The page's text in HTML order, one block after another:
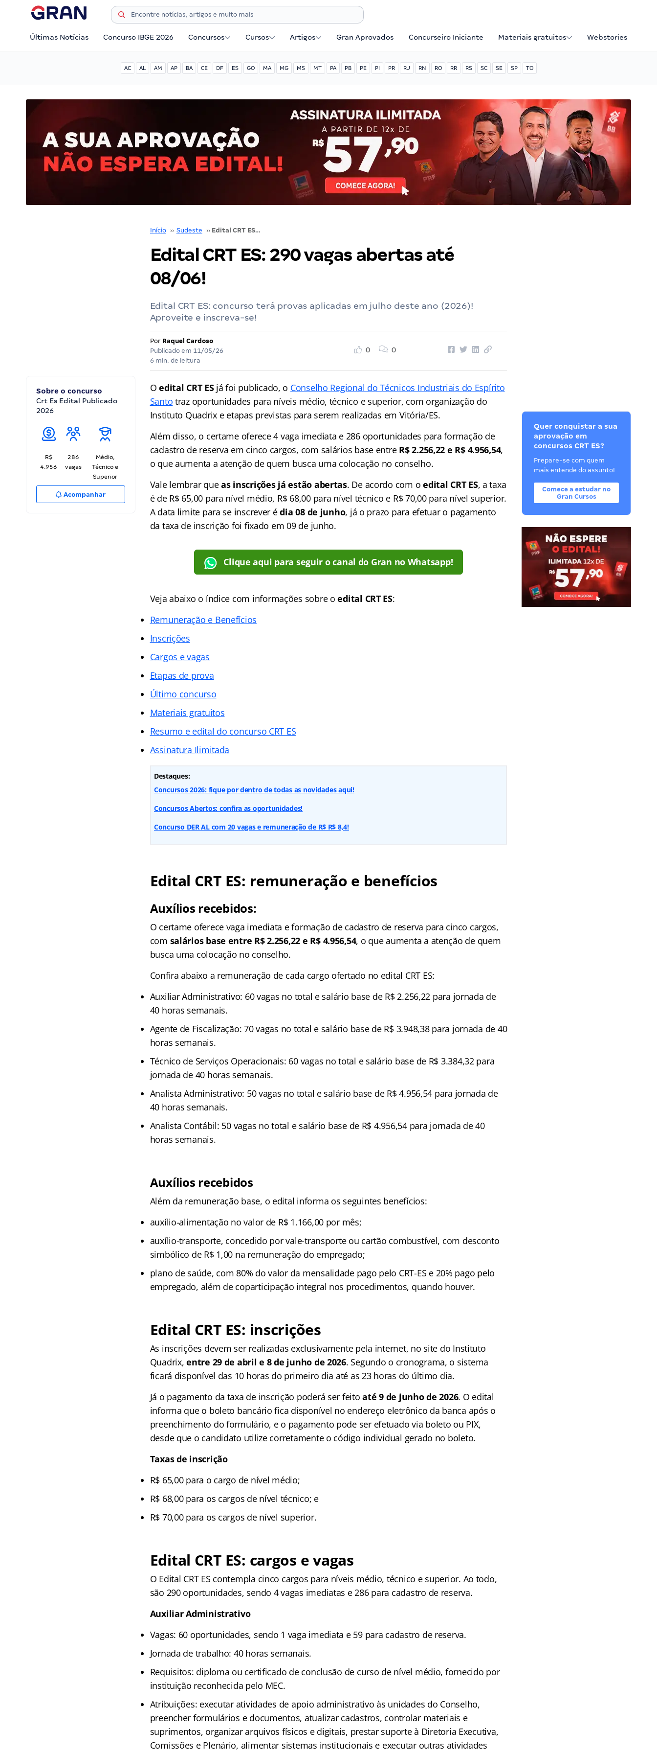
Últimas Notícias Concurso IBGE 2026 Concursos Cursos Artigos Gran Aprovados Concurseiro Iniciante Materiais gratuitos Webstories
AC AL AM AP BA CE DF ES GO MA MG MS MT PA PB PE PI PR RJ RN RO RR RS SC SE SP TO
Início ›› Sudeste ›› Edital CRT ES: 290 vagas abertas até 08/06!
Edital CRT ES: 290 vagas abertas até
08/06!
Edital CRT ES: concurso terá provas aplicadas em julho deste ano (2026)!
Aproveite e inscreva-se!
Por Raquel Cardoso
Publicado em 11/05/26
6 min. de leitura
0 0
Sobre o concurso
Crt Es Edital Publicado
2026
R$
4.956
286
vagas
Médio,
Técnico e
Superior
Acompanhar
Oedital CRT ESjá foi publicado, o Conselho Regional do Técnicos Industriais do Espírito
Santo traz oportunidades para níveis médio, técnico e superior, com organização do
Instituto Quadrix e etapas previstas para serem realizadas em Vitória/ES.
Além disso, o certame oferece 4 vaga imediata e 286 oportunidades para formação de
cadastro de reserva em cinco cargos, com salários base entre R$ 2.256,22 e R$ 4.956,54,
o que aumenta a atenção de quem busca uma colocação no conselho.
Vale lembrar queas inscrições já estão abertas. De acordo com o edital CRT ES, a taxa
é de R$ 65,00 para nível médio, R$ 68,00 para nível técnico e R$ 70,00 para nível superior.
A data limite para se inscrever édia 08 de junho, já o prazo para efetuar o pagamento
da taxa de inscrição foi fixado em 09 de junho.
Clique aqui para seguir o canal do Gran no Whatsapp!
Veja abaixo o índice com informações sobre oedital CRT ES:
Remuneração e Benefícios
Inscrições
Cargos e vagas
Etapas de prova
Último concurso
Materiais gratuitos
Resumo e edital do concurso CRT ES
Assinatura Ilimitada
Destaques:
Concursos 2026: fique por dentro de todas as novidades aqui!
Concursos Abertos: confira as oportunidades!
Concurso DER AL com 20 vagas e remuneração de R$ R$ 8,4!
Edital CRT ES: remuneração e benefícios
Auxílios recebidos:
O certame oferece vaga imediata e formação de cadastro de reserva para cinco cargos,
com salários base entre R$ 2.256,22 e R$ 4.956,54, o que aumenta a atenção de quem
busca uma colocação no conselho.
Confira abaixo a remuneração de cada cargo ofertado no edital CRT ES:
Auxiliar Administrativo: 60 vagas no total e salário base de R$ 2.256,22 para jornada de
40 horas semanais.
Agente de Fiscalização: 70 vagas no total e salário base de R$ 3.948,38 para jornada de 40
horas semanais.
Técnico de Serviços Operacionais: 60 vagas no total e salário base de R$ 3.384,32 para
jornada de 40 horas semanais.
Analista Administrativo: 50 vagas no total e salário base de R$ 4.956,54 para jornada de
40 horas semanais.
Analista Contábil: 50 vagas no total e salário base de R$ 4.956,54 para jornada de 40
horas semanais.
Auxílios recebidos
Além da remuneração base, o edital informa os seguintes benefícios:
auxílio-alimentação no valor de R$ 1.166,00 por mês;
auxílio-transporte, concedido por vale-transporte ou cartão combustível, com desconto
simbólico de R$ 1,00 na remuneração do empregado;
plano de saúde, com 80% do valor da mensalidade pago pelo CRT-ES e 20% pago pelo
empregado, além de coparticipação integral nos procedimentos, quando houver.
Edital CRT ES: inscrições
As inscrições devem ser realizadas exclusivamente pela internet, no site do Instituto
Quadrix,entre 29 de abril e 8 de junho de 2026. Segundo o cronograma, o sistema
ficará disponível das 10 horas do primeiro dia até as 23 horas do último dia.
Já o pagamento da taxa de inscrição poderá ser feito até 9 de junho de 2026. O edital
informa que o boleto bancário fica disponível no endereço eletrônico da banca após o
preenchimento do formulário, e o pagamento pode ser efetuado via boleto ou PIX,
desde que o candidato utilize corretamente o código individual gerado no boleto.
Taxas de inscrição
R$ 65,00 para o cargo de nível médio;
R$ 68,00 para os cargos de nível técnico; e
R$ 70,00 para os cargos de nível superior.
Edital CRT ES: cargos e vagas
O Edital CRT ES contempla cinco cargos para níveis médio, técnico e superior. Ao todo,
são 290 oportunidades, sendo 4 vagas imediatas e 286 para cadastro de reserva.
Auxiliar Administrativo
Vagas: 60 oportunidades, sendo 1 vaga imediata e 59 para cadastro de reserva.
Jornada de trabalho: 40 horas semanais.
Requisitos: diploma ou certificado de conclusão de curso de nível médio, fornecido por
instituição reconhecida pelo MEC.
Atribuições: executar atividades de apoio administrativo às unidades do Conselho,
preencher formulários e documentos, atualizar cadastros, controlar materiais e
suprimentos, organizar arquivos físicos e digitais, prestar suporte à Diretoria Executiva,
Comissões e Plenário, alimentar sistemas institucionais e executar outras atividades
Quer conquistar a sua
aprovação em
concursos CRT ES?
Prepare-se com quem
mais entende do assunto!
Comece a estudar no
Gran Cursos